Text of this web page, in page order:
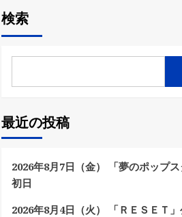
検索
最近の投稿
2026年8月7日（金） 「夢のポップ
初日
2026年8月4日（火） 「ＲＥＳＥＴ